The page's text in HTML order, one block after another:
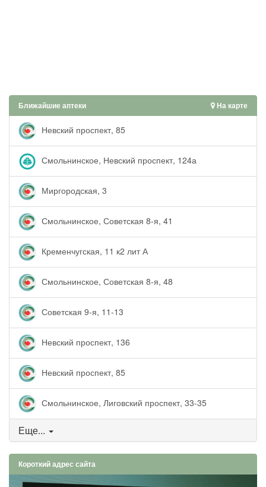
Ближайшие аптеки На карте
Невский проспект, 85
Смольнинское, Невский проспект, 124а
Миргородская, 3
Смольнинское, Советская 8-я, 41
Кременчугская, 11 к2 лит А
Смольнинское, Советская 8-я, 48
Советская 9-я, 11-13
Невский проспект, 136
Невский проспект, 85
Смольнинское, Лиговский проспект, 33-35
Еще...
Короткий адрес сайта